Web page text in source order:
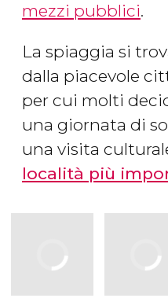
mezzi pubblici.
La spiaggia si
dalla piacevole
per cui molti
una giornata di
una visita
località più